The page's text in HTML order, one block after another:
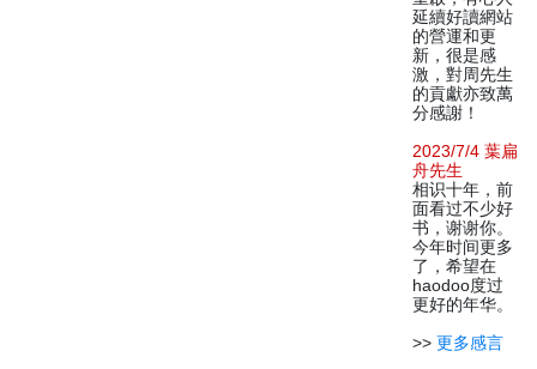
延續好讀網站
的營運和更
新，很是感
激，對周先生
的貢獻亦致萬
分感謝！
2023/7/4 葉扁
舟先生
相识十年，前
面看过不少好
书，谢谢你。
今年时间更多
了，希望在
haodoo度过
更好的年华。
>> 更多感言